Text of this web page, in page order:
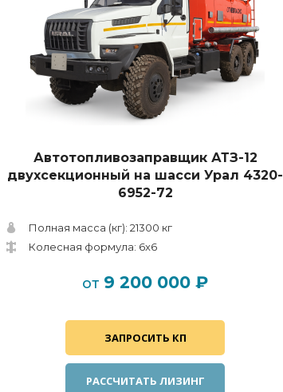
Автотопливозаправщик АТЗ-12
двухсекционный на шасси Урал 4320-
6952-72
Полная масса (кг): 21300 кг
Колесная формула: 6x6
от 9 200 000 ₽
ЗАПРОСИТЬ КП
РАССЧИТАТЬ ЛИЗИНГ